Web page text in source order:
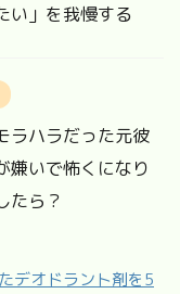
い」を我慢する
ラハラだった元彼
嫌いで怖くになり
たら？
デオドラント剤を5